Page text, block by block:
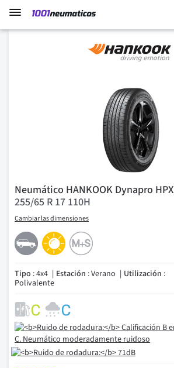
Neumático HANKOOK Dynapro HPX
255/65 R 17 110H
Cambiar las dimensiones
Tipo : 4x4 Estación : Verano Utilización :
Polivalente